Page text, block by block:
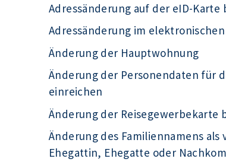
Adressänderung auf der eID-Karte
Adressänderung im
Änderung der Hauptwohnung
Änderung der Personendaten für
einreichen
Änderung der Reisegewerbekarte
Änderung des Familiennamens
Ehegattin, Ehegatte oder